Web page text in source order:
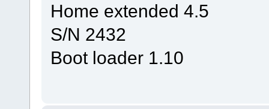
Home extended 4.5
S/N 2432
Boot loader 1.10